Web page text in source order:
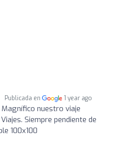
Publicada en 1 year ago
Magnífico nuestro viaje
Siempre pendiente de
100x100